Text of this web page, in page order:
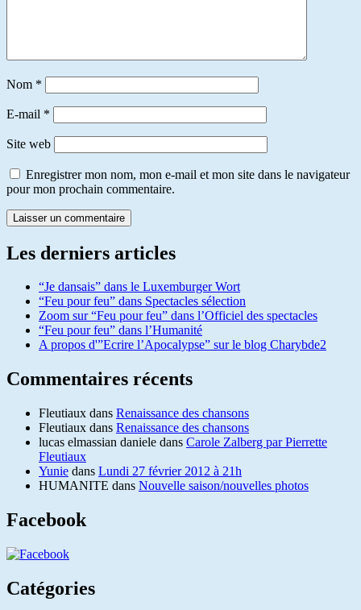
Nom *
E-mail *
Site web
Enregistrer mon nom, mon e-mail et mon site dans le navigateur
pour mon prochain commentaire.
Les derniers articles
“Je dansais” dans le Luxemburger Wort
“Feu pour feu” dans Spectacles sélection
Zoom sur “Feu pour feu” dans l’Officiel des spectacles
“Feu pour feu” dans l’Humanité
A propos d'”Ecrire l’Apocalypse” sur le blog Charybde2
Commentaires récents
Fleutiaux dans Renaissance des chansons
Fleutiaux dans Renaissance des chansons
lucas elmassian daniele dans Carole Zalberg par Pierrette
Fleutiaux
Yunie dans Lundi 27 février 2012 à 21h
HUMANITE dans Nouvelle saison/nouvelles photos
Facebook
Catégories